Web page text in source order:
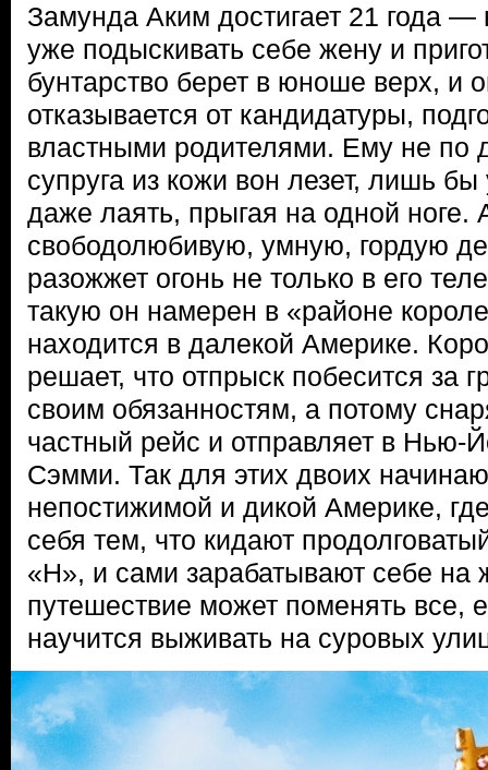
Замунда Аким достигает 21 года —
уже подыскивать себе жену и
бунтарство берет в юноше верх, и
отказывается от кандидатуры,
властными родителями. Ему не по
супруга из кожи вон лезет, лишь бы
даже лаять, прыгая на одной
свободолюбивую, умную, гордую
разожжет огонь не только в его
такую он намерен в «районе
находится в далекой Америке.
решает, что отпрыск побесится за
своим обязанностям, а потому
частный рейс и отправляет в Нью-
Сэмми. Так для этих двоих
непостижимой и дикой Америке,
себя тем, что кидают
«Н», и сами зарабатывают себе на
путешествие может поменять все,
научится выживать на суровых